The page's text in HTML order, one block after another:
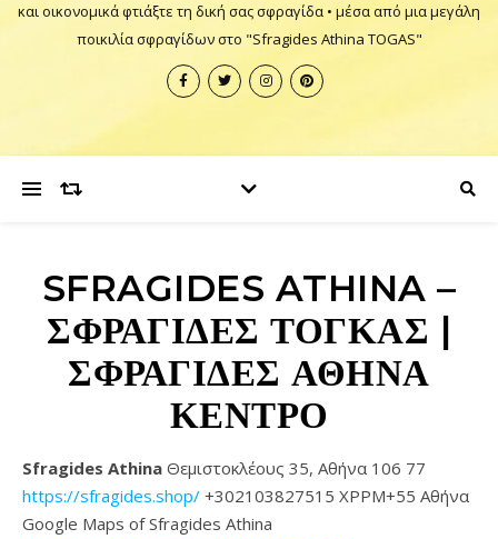
και οικονομικά φτιάξτε τη δική σας σφραγίδα • μέσα από μια μεγάλη
ποικιλία σφραγίδων στο "Sfragides Athina TOGAS"
SFRAGIDES ATHINA –
ΣΦΡΑΓΊΔΕΣ ΤΟΓΚΑΣ |
ΣΦΡΑΓΊΔΕΣ ΑΘΉΝΑ
ΚΈΝΤΡΟ
Sfragides Athina Θεμιστοκλέους 35, Αθήνα 106 77
https://sfragides.shop/ +302103827515 XPPM+55 Αθήνα
Google Maps of Sfragides Athina